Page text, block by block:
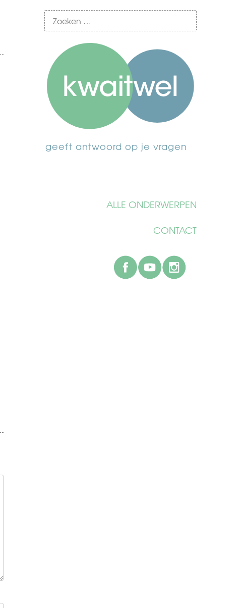
geeft antwoord op je vragen
ALLE ONDERWERPEN
CONTACT
facebook